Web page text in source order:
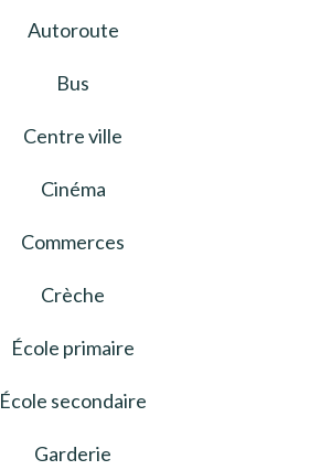
Autoroute
Bus
Centre ville
Cinéma
Commerces
Crèche
École primaire
École secondaire
Garderie